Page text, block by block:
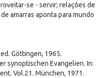
se - servir; relações de
amarras aponta para mundo
Göttingen, 1965.
synoptischen Evangelien. In:
Vol.21. München, 1971.